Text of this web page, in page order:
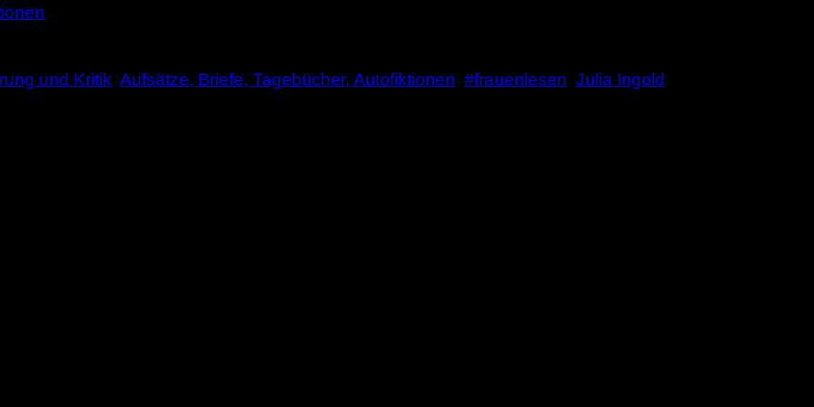
und Kritik Aufsätze, Briefe, Tagebücher, Autofiktionen #frauenlesen Julia Ingold